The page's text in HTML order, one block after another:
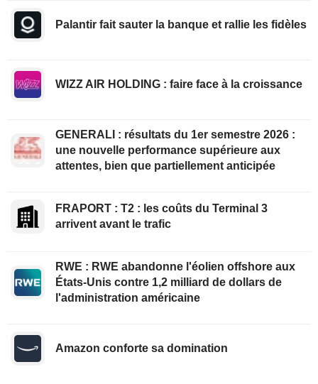
Palantir fait sauter la banque et rallie les fidèles
WIZZ AIR HOLDING : faire face à la croissance
GENERALI : résultats du 1er semestre 2026 :
une nouvelle performance supérieure aux
attentes, bien que partiellement anticipée
FRAPORT : T2 : les coûts du Terminal 3
arrivent avant le trafic
RWE : RWE abandonne l'éolien offshore aux
États-Unis contre 1,2 milliard de dollars de
l'administration américaine
Amazon conforte sa domination